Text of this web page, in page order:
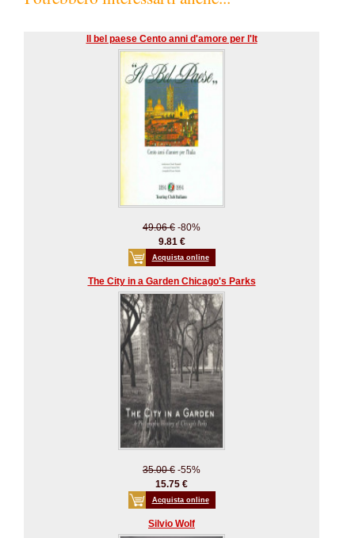
Il bel paese Cento anni d'amore per l'It
49.06 € -80%
9.81 €
Acquista online
The City in a Garden Chicago's Parks
35.00 € -55%
15.75 €
Acquista online
Silvio Wolf